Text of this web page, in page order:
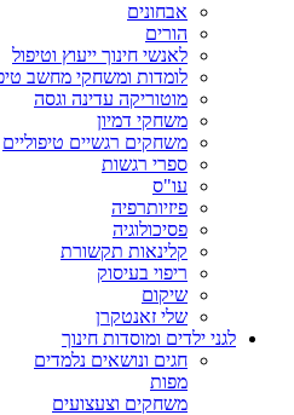
אבחונים
הורים
לאנשי חינוך ייעוץ וטיפול
לומדות ומשחקי מחשב
מוטוריקה עדינה וגסה
משחקי דמיון
משחקים רגשיים טיפוליים
ספרי רגשות
עו"ס
פיזיותרפיה
פסיכולוגיה
קלינאות תקשורת
ריפוי בעיסוק
שיקום
שלי זאנטקרן
לגני ילדים ומוסדות חינוך
חגים ונושאים נלמדים
מפות
משחקים וצעצועים